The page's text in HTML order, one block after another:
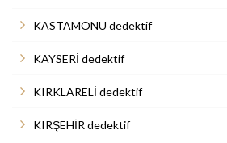
KASTAMONU dedektif
KAYSERİ dedektif
KIRKLARELİ dedektif
KIRŞEHİR dedektif